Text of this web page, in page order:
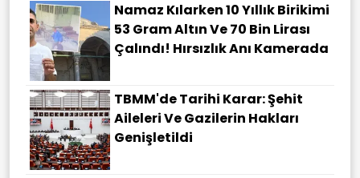
Namaz Kılarken 10 Yıllık Birikimi
53 Gram Altın Ve 70 Bin Lirası
Çalındı! Hırsızlık Anı Kamerada
TBMM'de Tarihi Karar: Şehit
Aileleri Ve Gazilerin Hakları
Genişletildi